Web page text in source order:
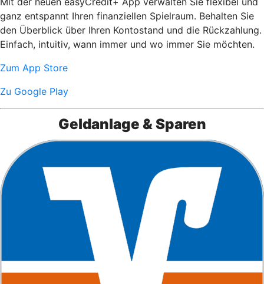
ganz entspannt Ihren finanziellen Spielraum. Behalten Sie
den Überblick über Ihren Kontostand und die Rückzahlung.
Einfach, intuitiv, wann immer und wo immer Sie möchten.
Zum App Store
Zu Google Play
Geldanlage & Sparen